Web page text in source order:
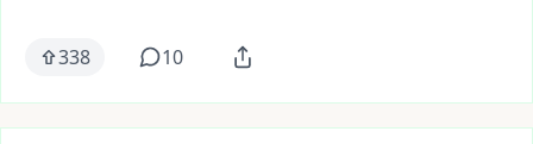
338 10